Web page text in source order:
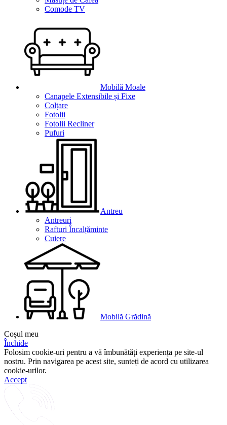
Comode TV
Mobilă Moale
Canapele Extensibile și Fixe
Colțare
Fotolii
Fotolii Recliner
Pufuri
Antreu
Antreuri
Rafturi Încalțăminte
Cuiere
Mobilă Grădină
Coșul meu
Închide
Folosim cookie-uri pentru a vă îmbunătăți experiența pe site-ul
nostru. Prin navigarea pe acest site, sunteți de acord cu utilizarea
cookie-urilor.
Accept